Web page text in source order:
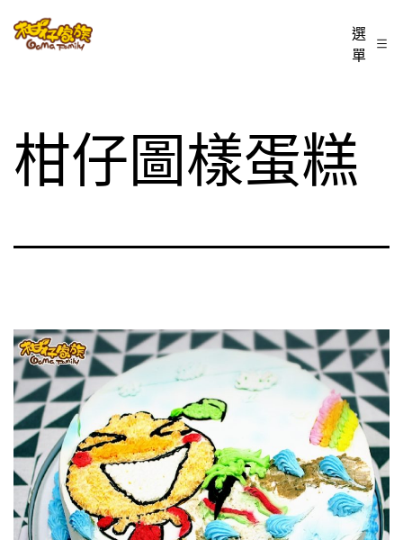
至
內
容
柑
族
BLOG
選
單
柑仔圖樣蛋糕